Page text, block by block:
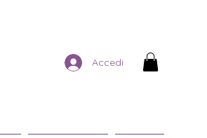
Accedi